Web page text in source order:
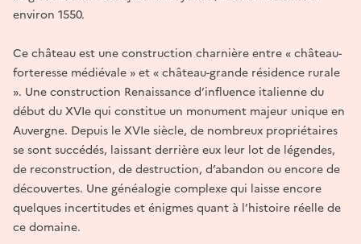
environ 1550.
Ce château est une construction charnière entre « château-
forteresse médiévale » et « château-grande résidence rurale
». Une construction Renaissance d’influence italienne du
début du XVIe qui constitue un monument majeur unique en
Auvergne. Depuis le XVIe siècle, de nombreux propriétaires
se sont succédés, laissant derrière eux leur lot de légendes,
de reconstruction, de destruction, d’abandon ou encore de
découvertes. Une généalogie complexe qui laisse encore
quelques incertitudes et énigmes quant à l’histoire réelle de
ce domaine.